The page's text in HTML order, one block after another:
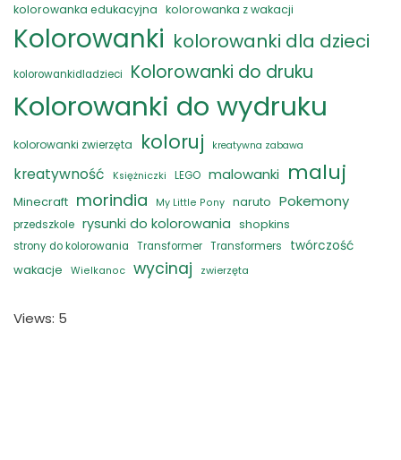
kolorowanka edukacyjna kolorowanka z wakacji
Kolorowanki kolorowanki dla dzieci
kolorowankidladzieci Kolorowanki do druku
Kolorowanki do wydruku
kolorowanki zwierzęta koloruj kreatywna zabawa
kreatywność Księżniczki LEGO malowanki maluj
Minecraft morindia My Little Pony naruto Pokemony
przedszkole rysunki do kolorowania shopkins
strony do kolorowania Transformer Transformers
twórczość
wakacje
Wielkanoc wycinaj zwierzęta
Views: 5